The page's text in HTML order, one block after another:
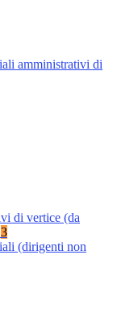
amministrativi di
di vertice (da
3
(dirigenti non